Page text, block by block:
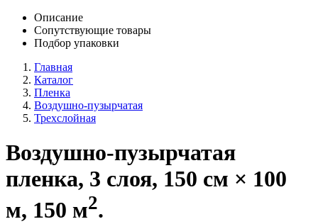
Описание
Сопутствующие товары
Подбор упаковки
Главная
Каталог
Пленка
Воздушно-пузырчатая
Трехслойная
Воздушно-пузырчатая
пленка, 3 слоя, 150 см × 100
м, 150 м2.